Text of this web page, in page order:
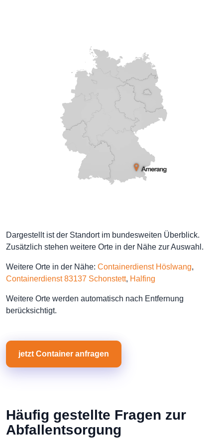
Dargestellt ist der Standort im bundesweiten Überblick.
Zusätzlich stehen weitere Orte in der Nähe zur Auswahl.
Weitere Orte in der Nähe: Containerdienst Höslwang,
Containerdienst 83137 Schonstett, Halfing
Weitere Orte werden automatisch nach Entfernung
berücksichtigt.
jetzt Container anfragen
Häufig gestellte Fragen zur
Abfallentsorgung